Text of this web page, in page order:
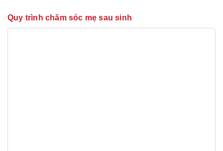
Quy trình chăm sóc mẹ sau sinh